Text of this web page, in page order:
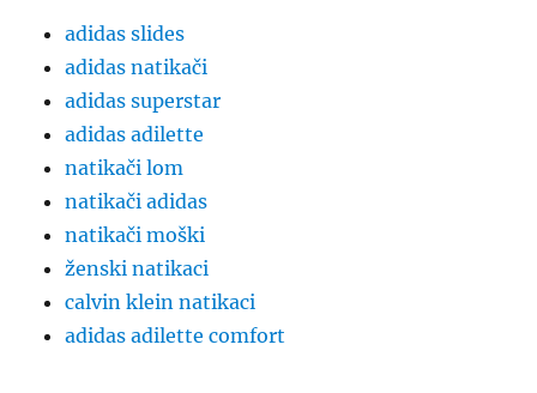
adidas slides
adidas natikači
adidas superstar
adidas adilette
natikači lom
natikači adidas
natikači moški
ženski natikaci
calvin klein natikaci
adidas adilette comfort